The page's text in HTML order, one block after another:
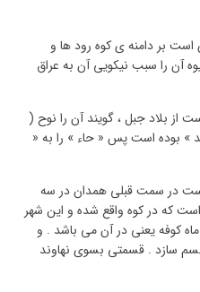
بر دامنه ی کوه رود ها و
آن را سبب نیکویی آن به عراق
از بلاد جبل ، گویند آن را نوح (
» بوده است پس « حاء » را به «
در سمت قبلی همدان در سه
که در کوه واقع شده و این شهر
کوفه یعنی در آن می باشد . و
سازد . قسمتی بسوی نهاوند